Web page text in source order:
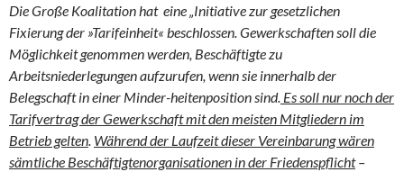
Die Große Koalitation hat eine „Initiative zur gesetzlichen
Fixierung der »Tarifeinheit« beschlossen. Gewerkschaften soll die
Möglichkeit genommen werden, Beschäftigte zu
Arbeitsniederlegungen aufzurufen, wenn sie innerhalb der
Belegschaft in einer Minder-heitenposition sind. Es soll nur noch der
Tarifvertrag der Gewerkschaft mit den meisten Mitgliedern im
Betrieb gelten. Während der Laufzeit dieser Vereinbarung wären
sämtliche Beschäftigtenorganisationen in der Friedenspflicht–